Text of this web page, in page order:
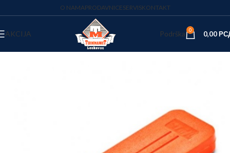
O NAMAPRODAVNICESERVISKONTAKT
AKCIJA Podrška 0 0,00